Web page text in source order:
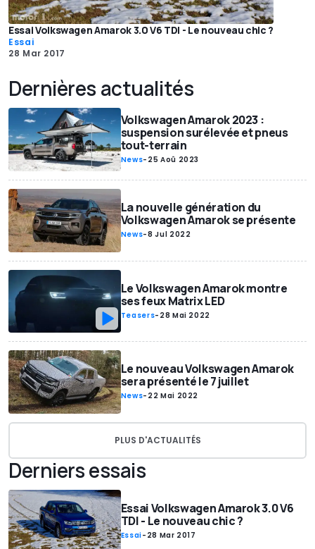
Essai Volkswagen Amarok 3.0 V6 TDI - Le nouveau chic ?
Essai
28 Mar 2017
Dernières actualités
Volkswagen Amarok 2023 :
suspension surélevée et pneus
tout-terrain
News- 25 Aoû 2023
La nouvelle génération du
Volkswagen Amarok se présente
News-8 Jul 2022
Le Volkswagen Amarok montre
ses feux Matrix LED
Teasers- 28 Mai 2022
Le nouveau Volkswagen Amarok
sera présenté le 7 juillet
News- 22 Mai 2022
PLUS D'ACTUALITÉS
Derniers essais
Essai Volkswagen Amarok 3.0 V6
TDI - Le nouveau chic ?
Essai- 28 Mar 2017